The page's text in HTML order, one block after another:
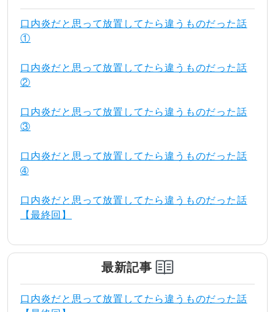
口内炎だと思って放置してたら違うものだった話
①
口内炎だと思って放置してたら違うものだった話
②
口内炎だと思って放置してたら違うものだった話
③
口内炎だと思って放置してたら違うものだった話
➃
口内炎だと思って放置してたら違うものだった話
【最終回】
最新記事
口内炎だと思って放置してたら違うものだった話